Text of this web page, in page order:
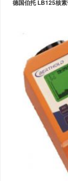
德国伯托 LB125核